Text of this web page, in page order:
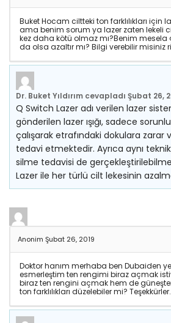
Buket Hocam ciltteki ton farklılıkları için
ama benim sorum ya lazer zaten lekeli
kez daha kötü olmaz mı?Benim mesela
da olsa azaltır mı? Bilgi verebilir misiniz
Dr. Buket Yıldırım cevapladı Şubat 26,
Q Switch Lazer adı verilen lazer
gönderilen lazer ışığı, sadece
çalışarak etrafındaki dokulara zarar
tedavi etmektedir. Ayrıca aynı
silme tedavisi de
Lazer ile her türlü cilt lekesinin
Anonim Şubat 26, 2019
Doktor hanım merhaba ben Dubaiden
esmerleştim ten rengimi biraz açmak
biraz ten rengini açmak hem de
ton farklılıkları düzelebiler mi? Teşekkürler.